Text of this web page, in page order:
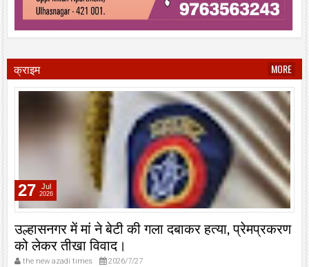
क्राइम MORE
27 Jul
2026
उल्हासनगर में मां ने बेटी की गला दबाकर हत्या, प्रेमप्रकरण
को लेकर तीखा विवाद।
the new azadi times 2026/7/27